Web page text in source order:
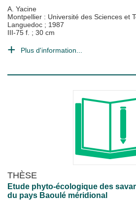
A. Yacine
Montpellier : Université des Sciences et
Languedoc ; 1987
III-75 f. ; 30 cm
Plus d'information...
THÈSE
Etude phyto-écologique des
du pays Baoulé méridional